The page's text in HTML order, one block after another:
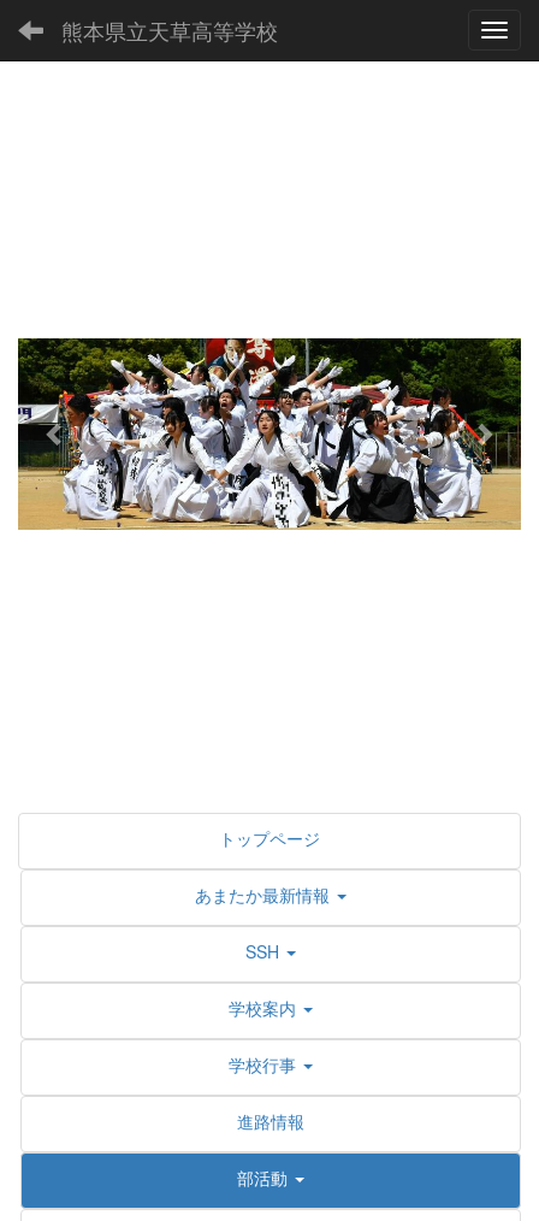
熊本県立天草高等学校
トップページ
あまたか最新情報
SSH
学校案内
学校行事
進路情報
部活動